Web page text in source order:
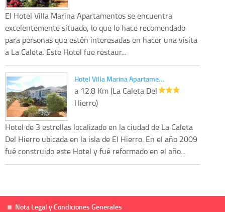
El Hotel Villa Marina Apartamentos se encuentra
excelentemente situado, lo que lo hace recomendado
para personas que estén interesadas en hacer una visita
a La Caleta. Este Hotel fue restaur...
Hotel Villa Marina Apartame…
a 12.8 Km (La Caleta Del
Hierro)
Hotel de 3 estrellas localizado en la ciudad de La Caleta
Del Hierro ubicada en la isla de El Hierro. En el año 2009
fué construido este Hotel y fué reformado en el año...
Nota Legal y Condiciones Generales